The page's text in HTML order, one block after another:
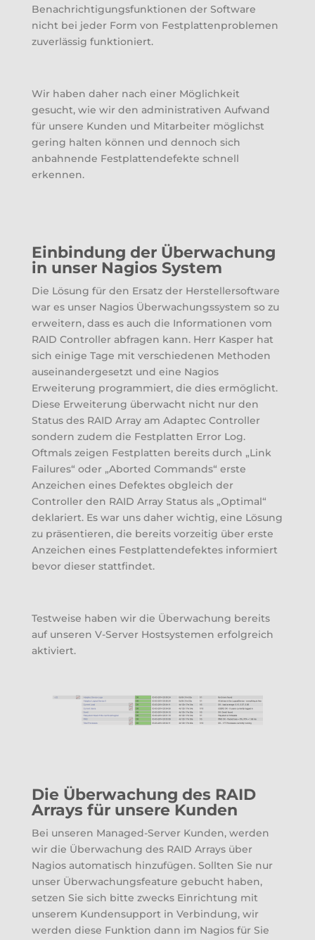
Benachrichtigungsfunktionen der Software
nicht bei jeder Form von Festplattenproblemen
zuverlässig funktioniert.
Wir haben daher nach einer Möglichkeit
gesucht, wie wir den administrativen Aufwand
für unsere Kunden und Mitarbeiter möglichst
gering halten können und dennoch sich
anbahnende Festplattendefekte schnell
erkennen.
Einbindung der Überwachung
in unser Nagios System
Die Lösung für den Ersatz der Herstellersoftware
war es unser Nagios Überwachungssystem so zu
erweitern, dass es auch die Informationen vom
RAID Controller abfragen kann. Herr Kasper hat
sich einige Tage mit verschiedenen Methoden
auseinandergesetzt und eine Nagios
Erweiterung programmiert, die dies ermöglicht.
Diese Erweiterung überwacht nicht nur den
Status des RAID Array am Adaptec Controller
sondern zudem die Festplatten Error Log.
Oftmals zeigen Festplatten bereits durch „Link
Failures“ oder „Aborted Commands“ erste
Anzeichen eines Defektes obgleich der
Controller den RAID Array Status als „Optimal“
deklariert. Es war uns daher wichtig, eine Lösung
zu präsentieren, die bereits vorzeitig über erste
Anzeichen eines Festplattendefektes informiert
bevor dieser stattfindet.
Testweise haben wir die Überwachung bereits
auf unseren V-Server Hostsystemen erfolgreich
aktiviert.
Die Überwachung des RAID
Arrays für unsere Kunden
Bei unseren Managed-Server Kunden, werden
wir die Überwachung des RAID Arrays über
Nagios automatisch hinzufügen. Sollten Sie nur
unser Überwachungsfeature gebucht haben,
setzen Sie sich bitte zwecks Einrichtung mit
unserem Kundensupport in Verbindung, wir
werden diese Funktion dann im Nagios für Sie